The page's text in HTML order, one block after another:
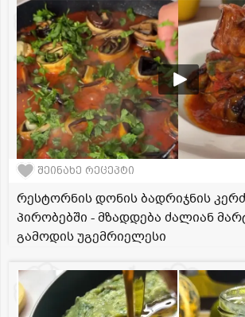
შეინახე რეცეპტი
რესტორნის დონის ბადრიჯნის
პირობებში - მზადდება ძალიან
გამოდის უგემრიელესი